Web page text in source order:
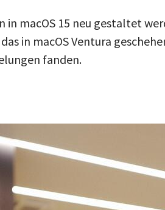
macOS 15 neu gestaltet
in macOS Ventura
fanden.